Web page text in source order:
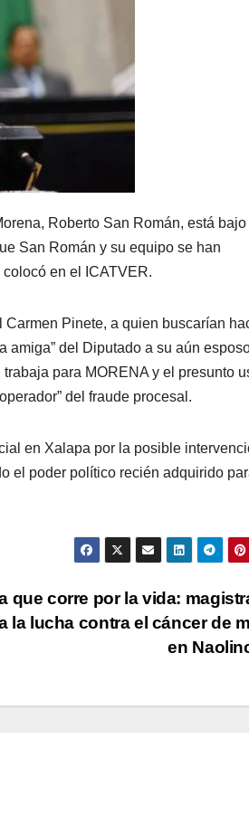
Roberto San Román, está bajo
San Román y su equipo se han
colocó en el ICATVER.
Pinete, a quien buscarían
amiga” del Diputado a su aún
para MORENA y el presunto
del fraude procesal.
en Xalapa por la posible
el poder político recién adquirido
que corre por la vida:
la lucha contra el cáncer de
en